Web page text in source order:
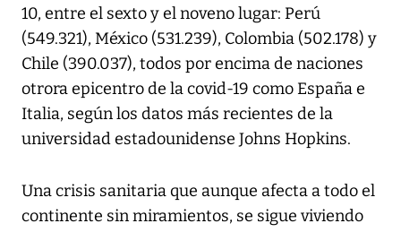
10, entre el sexto y el noveno lugar: Perú
(549.321), México (531.239), Colombia (502.178) y
Chile (390.037), todos por encima de naciones
otrora epicentro de la covid-19 como España e
Italia, según los datos más recientes de la
universidad estadounidense Johns Hopkins.
Una crisis sanitaria que aunque afecta a todo el
continente sin miramientos, se sigue viviendo